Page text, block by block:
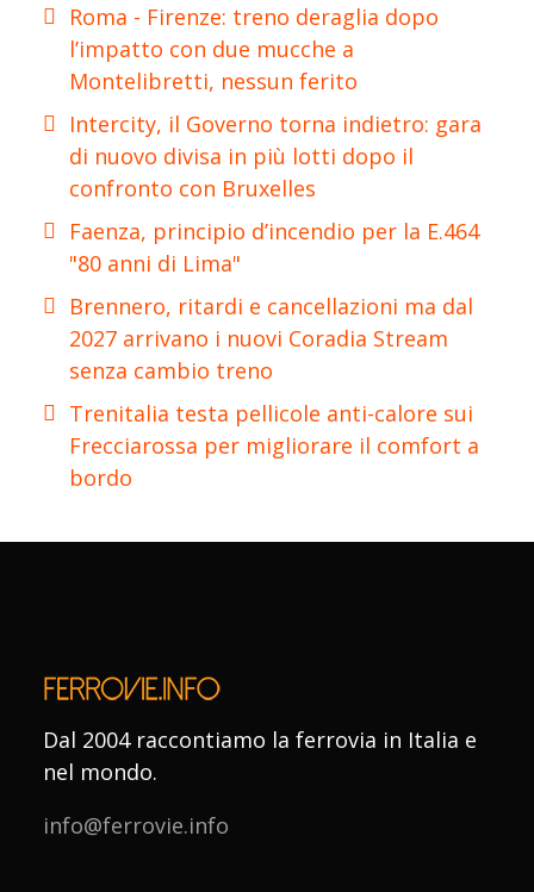
Roma - Firenze: treno deraglia dopo
l’impatto con due mucche a
Montelibretti, nessun ferito
Intercity, il Governo torna indietro: gara
di nuovo divisa in più lotti dopo il
confronto con Bruxelles
Faenza, principio d’incendio per la E.464
"80 anni di Lima"
Brennero, ritardi e cancellazioni ma dal
2027 arrivano i nuovi Coradia Stream
senza cambio treno
Trenitalia testa pellicole anti-calore sui
Frecciarossa per migliorare il comfort a
bordo
Dal 2004 raccontiamo la ferrovia in Italia e
nel mondo.
info@ferrovie.info